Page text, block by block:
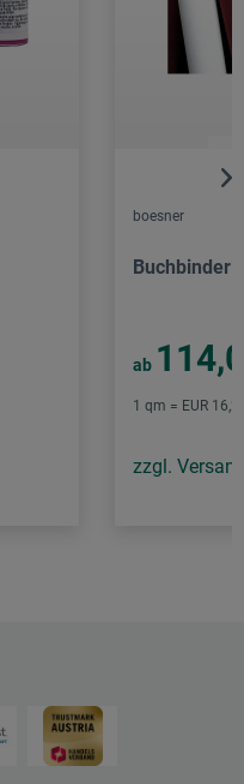
boesner
ab
1 qm = EUR
zzgl.